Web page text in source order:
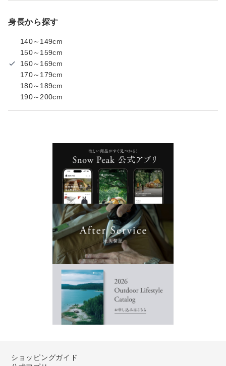
身長から探す
140～149cm
150～159cm
160～169cm
170～179cm
180～189cm
190～200cm
ショッピングガイド